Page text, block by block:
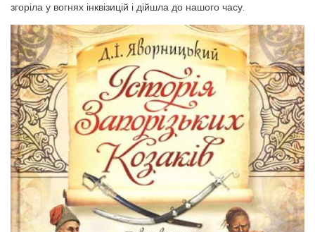
згоріла у вогнях інквізицій і дійшла до нашого часу.